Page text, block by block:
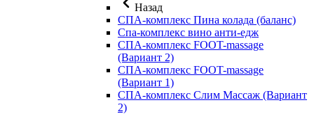
Назад
СПА-комплекс Пина колада (баланс)
Cпа-комплекс вино анти-едж
СПА-комплекс FOOT-massage
(Вариант 2)
СПА-комплекс FOOT-massage
(Вариант 1)
СПА-комплекс Слим Массаж (Вариант
2)